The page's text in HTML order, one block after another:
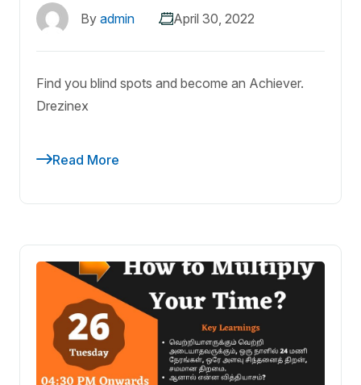
By admin April 30, 2022
Find you blind spots and become an Achiever.
Drezinex
Read More